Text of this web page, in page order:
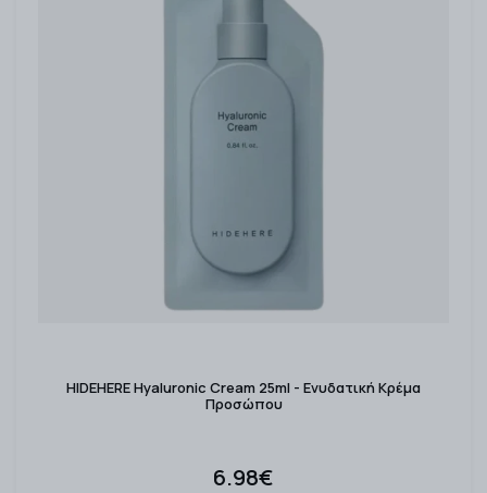
HIDEHERE Hyaluronic Cream 25ml - Ενυδατική Κρέμα
Προσώπου
6.98€